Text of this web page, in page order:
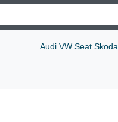
Audi VW Seat Skoda